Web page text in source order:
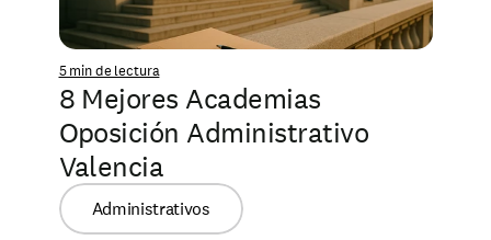
5 min de lectura
8 Mejores Academias
Oposición Administrativo
Valencia
Administrativos